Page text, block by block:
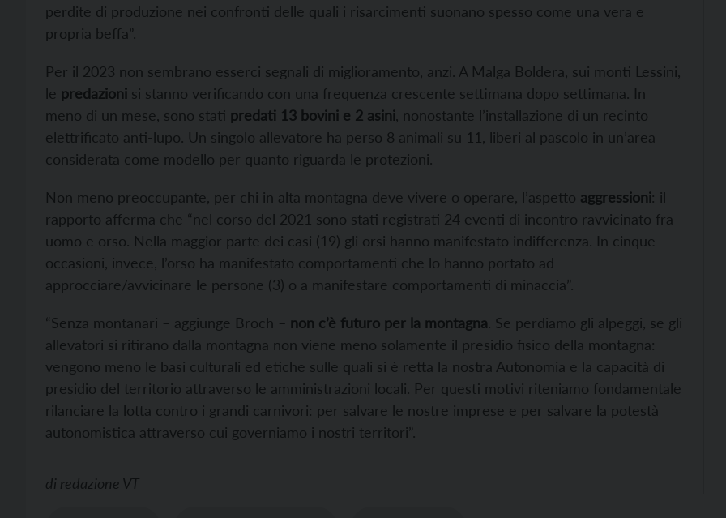
perdite di produzione nei confronti delle quali i risarcimenti suonano spesso come una vera e
propria beffa”.
Per il 2023 non sembrano esserci segnali di miglioramento, anzi. A Malga Boldera, sui monti Lessini,
le predazioni si stanno verificando con una frequenza crescente settimana dopo settimana. In
meno di un mese, sono stati predati 13 bovini e 2 asini, nonostante l’installazione di un recinto
elettrificato anti-lupo. Un singolo allevatore ha perso 8 animali su 11, liberi al pascolo in un’area
considerata come modello per quanto riguarda le protezioni.
Non meno preoccupante, per chi in alta montagna deve vivere o operare, l’aspetto aggressioni: il
rapporto afferma che “nel corso del 2021 sono stati registrati 24 eventi di incontro ravvicinato fra
uomo e orso. Nella maggior parte dei casi (19) gli orsi hanno manifestato indifferenza. In cinque
occasioni, invece, l’orso ha manifestato comportamenti che lo hanno portato ad
approcciare/avvicinare le persone (3) o a manifestare comportamenti di minaccia”.
“Senza montanari – aggiunge Broch – non c’è futuro per la montagna. Se perdiamo gli alpeggi, se gli
allevatori si ritirano dalla montagna non viene meno solamente il presidio fisico della montagna:
vengono meno le basi culturali ed etiche sulle quali si è retta la nostra Autonomia e la capacità di
presidio del territorio attraverso le amministrazioni locali. Per questi motivi riteniamo fondamentale
rilanciare la lotta contro i grandi carnivori: per salvare le nostre imprese e per salvare la potestà
autonomistica attraverso cui governiamo i nostri territori”.
di redazione VT